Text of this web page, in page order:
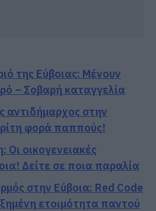
της Εύβοιας: Μένουν
– Σοβαρή καταγγελία
αντιδήμαρχος στην
φορά παππούς!
Οι οικογενειακές
Δείτε σε ποια παραλία
στην Εύβοια: Red Code
ετοιμότητα παντού